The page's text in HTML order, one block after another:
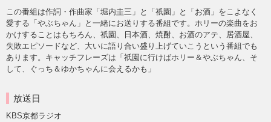
この番組は作詞・作曲家「堀内圭三」と「祇園」と「お酒」をこよなく
愛する「やぶちゃん」と一緒にお送りする番組です。ホリーの楽曲をお
かけすることはもちろん、祇園、日本酒、焼酎、お酒のアテ、居酒屋、
失敗エピソードなど、大いに語り合い盛り上げていこうという番組でも
あります。キャッチフレーズは「祇園に行けばホリー＆やぶちゃん、そ
して、ぐっち＆ゆかちゃんに会えるかも」
放送日
KBS京都ラジオ